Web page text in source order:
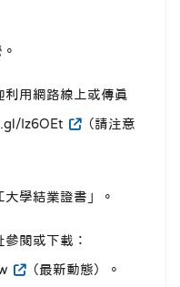
利用網路線上或傳真
Iz6OEt （請注意
學結業證書」。
閱或下載：
（最新動態）。